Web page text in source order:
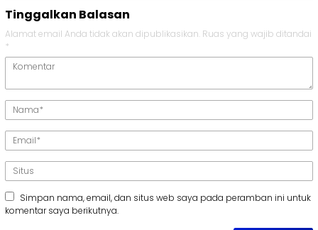
Tinggalkan Balasan
Alamat email Anda tidak akan dipublikasikan. Ruas yang wajib ditandai
*
Simpan nama, email, dan situs web saya pada peramban ini untuk
komentar saya berikutnya.